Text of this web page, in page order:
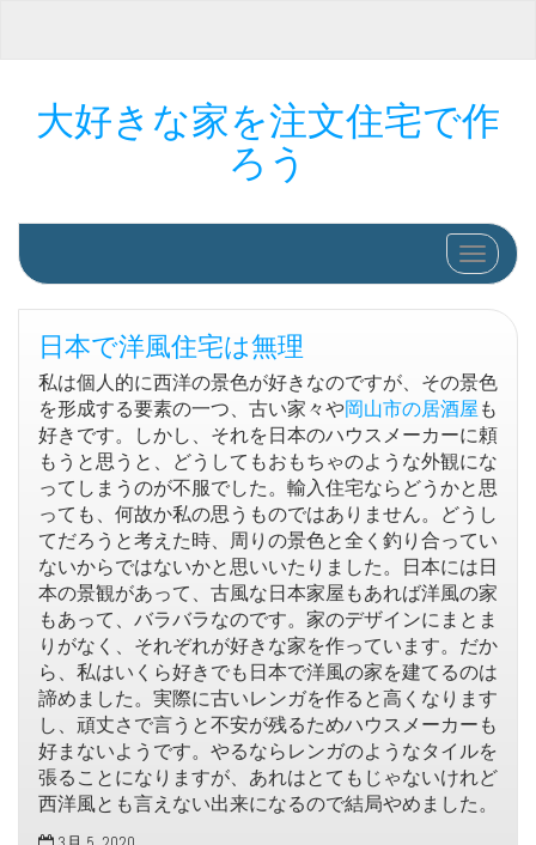
大好きな家を注文住宅で作
ろう
ナビゲ
日本で洋風住宅は無理
私は個人的に西洋の景色が好きなのですが、その景色
を形成する要素の一つ、古い家々や岡山市の居酒屋も
好きです。しかし、それを日本のハウスメーカーに頼
もうと思うと、どうしてもおもちゃのような外観にな
ってしまうのが不服でした。輸入住宅ならどうかと思
っても、何故か私の思うものではありません。どうし
てだろうと考えた時、周りの景色と全く釣り合ってい
ないからではないかと思いいたりました。日本には日
本の景観があって、古風な日本家屋もあれば洋風の家
もあって、バラバラなのです。家のデザインにまとま
りがなく、それぞれが好きな家を作っています。だか
ら、私はいくら好きでも日本で洋風の家を建てるのは
諦めました。実際に古いレンガを作ると高くなります
し、頑丈さで言うと不安が残るためハウスメーカーも
好まないようです。やるならレンガのようなタイルを
張ることになりますが、あれはとてもじゃないけれど
西洋風とも言えない出来になるので結局やめました。